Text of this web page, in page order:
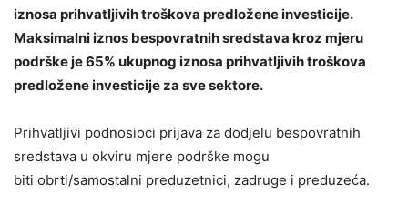
iznosa prihvatljivih troškova predložene investicije.
Maksimalni iznos bespovratnih sredstava kroz mjeru
podrške je 65% ukupnog iznosa prihvatljivih troškova
predložene investicije za sve sektore.
Prihvatljivi podnosioci prijava za dodjelu bespovratnih
sredstava u okviru mjere podrške mogu
biti obrti/samostalni preduzetnici, zadruge i preduzeća.